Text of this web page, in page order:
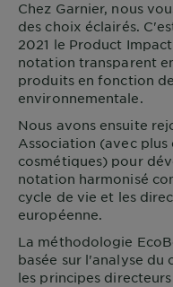
Chez Garnier, nous
des choix éclairés.
2021 le Product
notation transparent
produits en fonction
environnementale.
Nous avons ensuite
Association (avec
cosmétiques) pour
notation harmonisé
cycle de vie et les
européenne.
La méthodologie
basée sur l'analyse
les principes